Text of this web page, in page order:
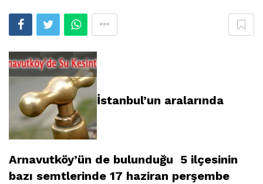
İstanbul’un aralarında
Arnavutköy’ün de bulunduğu 5 ilçesinin
bazı semtlerinde 17 haziran perşembe